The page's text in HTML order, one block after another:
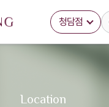
청담점
Location